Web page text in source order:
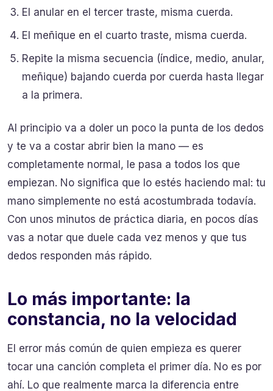
El anular en el tercer traste, misma cuerda.
El meñique en el cuarto traste, misma cuerda.
Repite la misma secuencia (índice, medio, anular,
meñique) bajando cuerda por cuerda hasta llegar
a la primera.
Al principio va a doler un poco la punta de los dedos
y te va a costar abrir bien la mano — es
completamente normal, le pasa a todos los que
empiezan. No significa que lo estés haciendo mal: tu
mano simplemente no está acostumbrada todavía.
Con unos minutos de práctica diaria, en pocos días
vas a notar que duele cada vez menos y que tus
dedos responden más rápido.
Lo más importante: la
constancia, no la velocidad
El error más común de quien empieza es querer
tocar una canción completa el primer día. No es por
ahí. Lo que realmente marca la diferencia entre